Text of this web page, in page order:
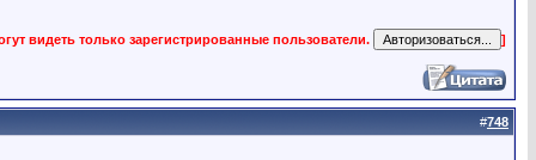
видеть только зарегистрированные пользователи. ]
#748